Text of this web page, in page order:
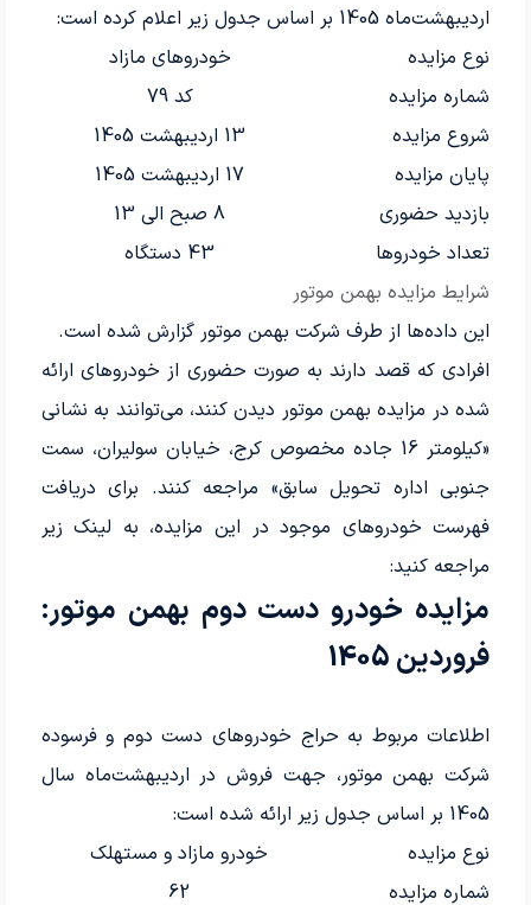
اردیبهشت‌ماه 1405 بر اساس جدول زیر اعلام کرده است:
شرایط مزایده بهمن موتور
نوع مزایده
خودروهای مازاد
شماره مزایده
کد 79
شروع مزایده
13 اردیبهشت 1405
پایان مزایده
17 اردیبهشت 1405
بازدید حضوری
8 صبح الی 13
تعداد خودروها
43 دستگاه
این داده‌ها از طرف شرکت بهمن موتور گزارش شده است.
افرادی که قصد دارند به صورت حضوری از خودروهای ارائه
شده در مزایده بهمن موتور دیدن کنند، می‌توانند به نشانی
«کیلومتر 16 جاده مخصوص کرج، خیابان سولیران، سمت
جنوبی اداره تحویل سابق» مراجعه کنند. برای دریافت
فهرست خودروهای موجود در این مزایده، به لینک زیر
مراجعه کنید:
مزایده خودرو دست دوم بهمن موتور:
فروردین 1405
اطلاعات مربوط به حراج خودروهای دست دوم و فرسوده
شرکت بهمن موتور، جهت فروش در اردیبهشت‌ماه سال
1405 بر اساس جدول زیر ارائه شده است:
نوع مزایده
خودرو مازاد و مستهلک
شماره مزایده
62